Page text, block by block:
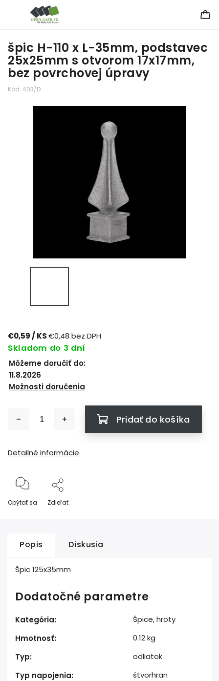
špic H-110 x L-35mm, podstavec
25x25mm s otvorom 17x17mm,
bez povrchovej úpravy
Kód: 403/D
€0,59 / KS€0,48 bez DPH
Skladom do 3 dní
Môžeme doručiť do:
11.8.2026
Možnosti doručenia
Pridať do košíka
Detailné informácie
Opýtať sa Zdieľať
Popis Diskusia
Špic 125x35mm
Dodatočné parametre
Kategória:
Špice, hroty
Hmotnosť:
0.12 kg
Typ:
odliatok
Typ napojenia:
štvorhran